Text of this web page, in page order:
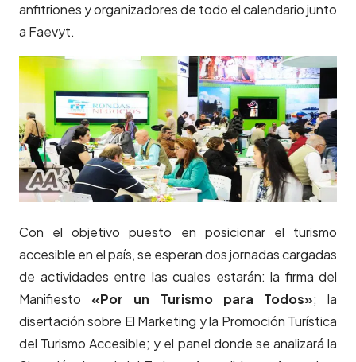
anfitriones y organizadores de todo el calendario junto
a Faevyt.
Con el objetivo puesto en posicionar el turismo
accesible en el país, se esperan dos jornadas cargadas
de actividades entre las cuales estarán: la firma del
Manifiesto «Por un Turismo para Todos»; la
disertación sobre El Marketing y la Promoción Turística
del Turismo Accesible; y el panel donde se analizará la